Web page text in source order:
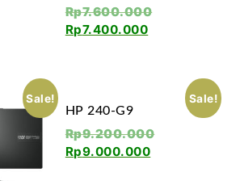
Rp7.600.000
Rp7.400.000
Sale!
Sale!
HP 240-G9
Rp9.200.000
Rp9.000.000